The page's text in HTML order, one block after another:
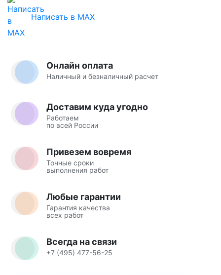
Написать в MAX
Онлайн оплата
Наличный и безналичный расчет
Доставим куда угодно
Работаем
по всей России
Привезем вовремя
Точные сроки
выполнения работ
Любые гарантии
Гарантия качества
всех работ
Всегда на связи
+7 (495) 477-56-25